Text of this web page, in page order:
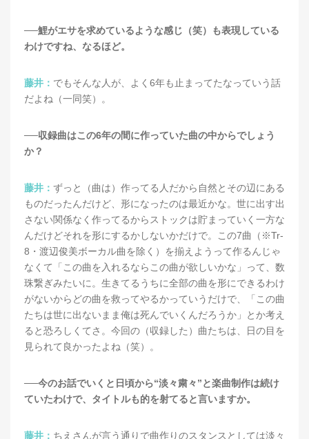
──鯉がエサを求めているような感じ（笑）も表現している
わけですね、なるほど。
藤井： でもそんな人が、よく6年も止まってたなっていう話
だよね（一同笑）。
──収録曲はこの6年の間に作っていた曲の中からでしょう
か？
藤井： ずっと（曲は）作ってる人だから自然とその辺にある
ものだったんだけど、形になったのは最近かな。世に出す出
さない関係なく作ってるからストックは貯まっていく一方な
んだけどそれを形にするかしないかだけで。この7曲（※Tr-
8・渡辺俊美ボーカル曲を除く）を揃えようって作るんじゃ
なくて「この曲を入れるならこの曲が欲しいかな」って、数
珠繋ぎみたいに。生きてるうちに全部の曲を形にできるわけ
がないからどの曲を救ってやるかっていうだけで、「この曲
たちは世に出ないまま俺は死んでいくんだろうか」とか考え
ると恐ろしくてさ。今回の（収録した）曲たちは、日の目を
見られて良かったよね（笑）。
──今のお話でいくと日頃から“淡々粛々”と楽曲制作は続け
ていたわけで、タイトルも的を射てると言いますか。
藤井： ちえさんが言う通りで曲作りのスタンスとしては淡々